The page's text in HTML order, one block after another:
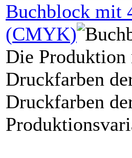
Buchblock mit
(CMYK)
Die
Druckfarben
Druckfarben